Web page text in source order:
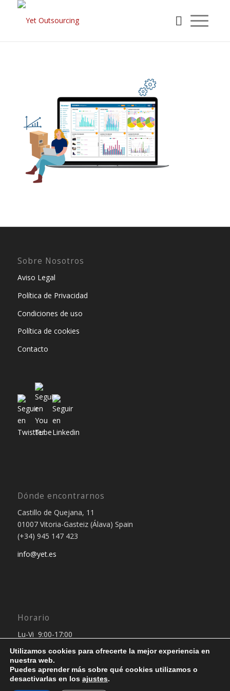
Sobre Nosotros
Aviso Legal
Política de Privacidad
Condiciones de uso
Política de cookies
Contacto
Dónde encontrarnos
Castillo de Quejana, 11
01007 Vitoria-Gasteiz (Álava) Spain
(+34) 945 147 423
info@yet.es
Horario
Lu-Vi 9:00-17:00
Utilizamos cookies para ofrecerte la mejor experiencia en
nuestra web.
Puedes aprender más sobre qué cookies utilizamos o
desactivarlas en los ajustes.